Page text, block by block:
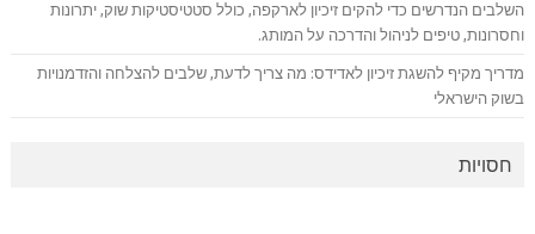
השלבים הנדרשים כדי להקים זיכיון לארקפה, כולל סטטיסטיקות שוק, יתרונות
וחסרונות, טיפים לניהול והדרכה על המותג.
מדריך מקיף להשגת זיכיון לאדידס: מה צריך לדעת, שלבים להצלחה והזדמנויות
בשוק הישראלי
חסויות